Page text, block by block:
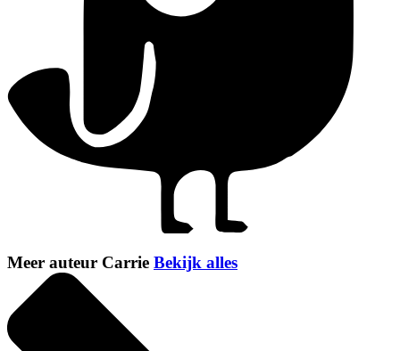
Meer auteur Carrie Bekijk alles